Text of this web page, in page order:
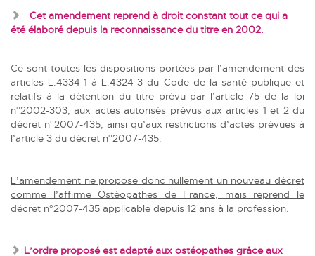
Cet amendement reprend à droit constanttout ce qui a
été élaboré depuis la reconnaissance du titre en 2002.
Ce sont toutes les dispositions portées par l’amendement des
articles L.4334-1 à L.4324-3 du Code de la santé publique et
relatifs à la détention du titre prévu par l’article 75 de la loi
n°2002-303, aux actes autorisés prévus aux articles 1 et 2 du
décret n°2007-435, ainsi qu’aux restrictions d’actes prévues à
l’article 3 du décret n°2007-435.
L’amendement ne propose donc nullement un nouveau décret
comme l’affirme Ostéopathes de France, mais reprend le
décret n°2007-435 applicable depuis 12 ans à la profession.
L’ordre proposé est adapté aux ostéopathes grâce aux